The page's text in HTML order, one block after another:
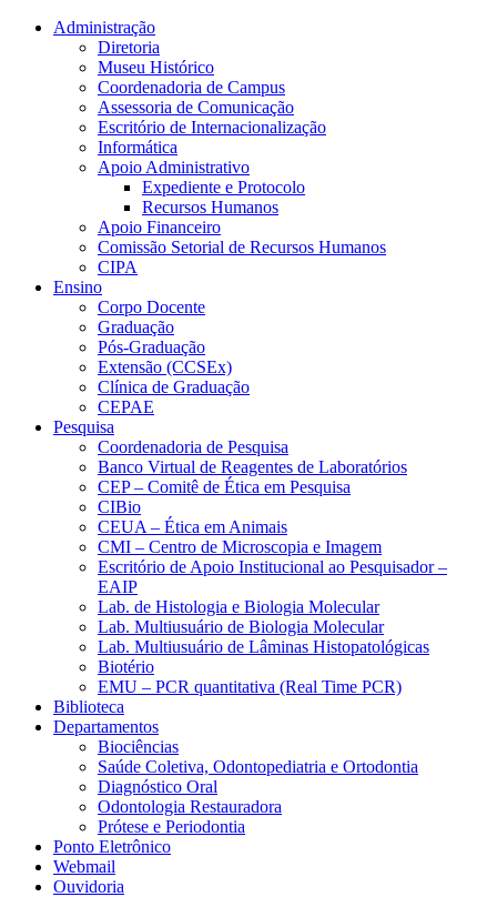
Conteúdo principal Menu principal
Administração
Diretoria
Museu Histórico
Coordenadoria de Campus
Assessoria de Comunicação
Escritório de Internacionalização
Informática
Apoio Administrativo
Expediente e Protocolo
Recursos Humanos
Apoio Financeiro
Comissão Setorial de Recursos Humanos
CIPA
Ensino
Corpo Docente
Graduação
Pós-Graduação
Extensão (CCSEx)
Clínica de Graduação
CEPAE
Pesquisa
Coordenadoria de Pesquisa
Banco Virtual de Reagentes de Laboratórios
CEP – Comitê de Ética em Pesquisa
CIBio
CEUA – Ética em Animais
CMI – Centro de Microscopia e Imagem
Escritório de Apoio Institucional ao Pesquisador –
EAIP
Lab. de Histologia e Biologia Molecular
Lab. Multiusuário de Biologia Molecular
Lab. Multiusuário de Lâminas Histopatológicas
Biotério
EMU – PCR quantitativa (Real Time PCR)
Biblioteca
Departamentos
Biociências
Saúde Coletiva, Odontopediatria e Ortodontia
Diagnóstico Oral
Odontologia Restauradora
Prótese e Periodontia
Ponto Eletrônico
Webmail
Ouvidoria